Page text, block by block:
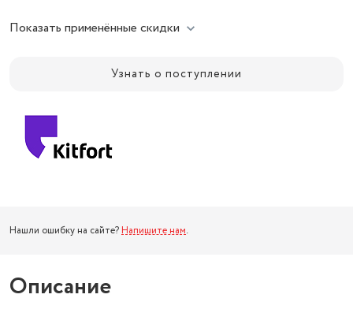
Показать применённые скидки
Узнать о поступлении
Нашли ошибку на сайте? Напишите нам.
Описание